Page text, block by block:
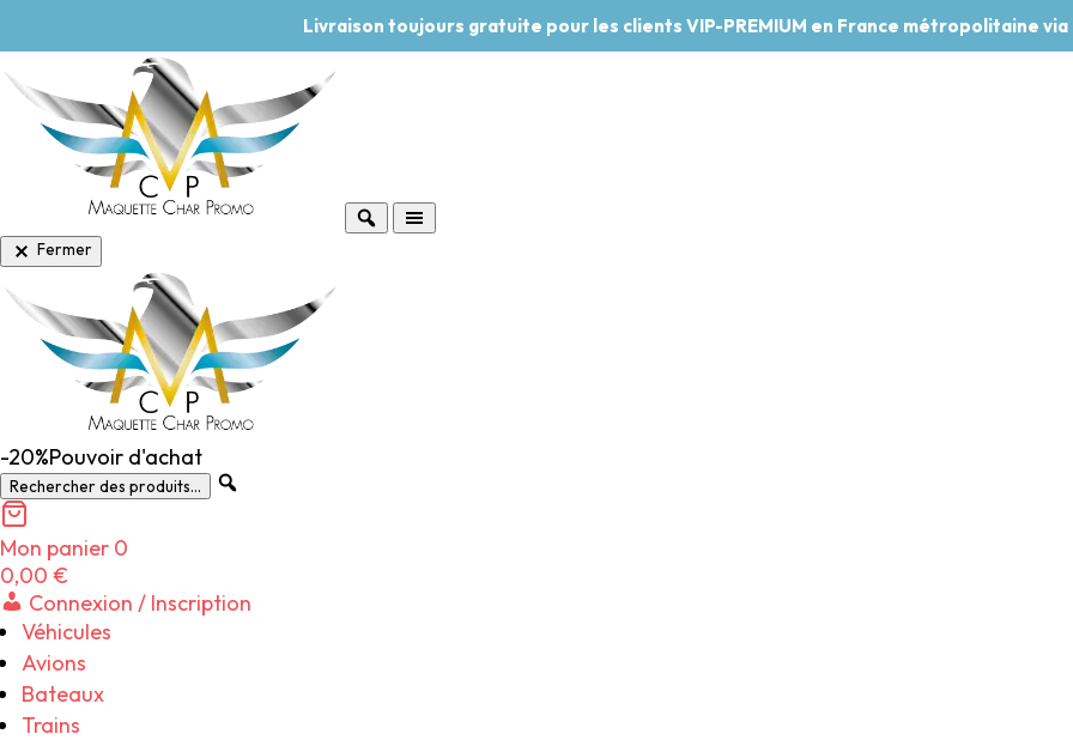
Livraison toujours gratuite pour les clients VIP-PREMIUM en France métropolitaine via
Fermer
-20%Pouvoir d'achat
Rechercher des produits...
Mon panier 0
0,00 €
Connexion / Inscription
Véhicules
Avions
Bateaux
Trains